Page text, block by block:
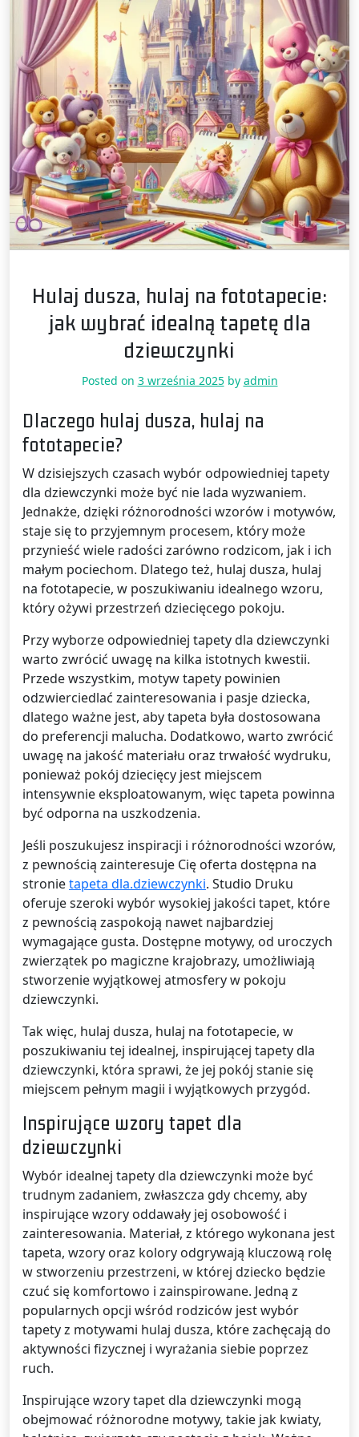
Hulaj dusza, hulaj na fototapecie:
jak wybrać idealną tapetę dla
dziewczynki
Posted on 3 września 2025by admin
Dlaczego hulaj dusza, hulaj na
fototapecie?
W dzisiejszych czasach wybór odpowiedniej tapety
dla dziewczynki może być nie lada wyzwaniem.
Jednakże, dzięki różnorodności wzorów i motywów,
staje się to przyjemnym procesem, który może
przynieść wiele radości zarówno rodzicom, jak i ich
małym pociechom. Dlatego też, hulaj dusza, hulaj
na fototapecie, w poszukiwaniu idealnego wzoru,
który ożywi przestrzeń dziecięcego pokoju.
Przy wyborze odpowiedniej tapety dla dziewczynki
warto zwrócić uwagę na kilka istotnych kwestii.
Przede wszystkim, motyw tapety powinien
odzwierciedlać zainteresowania i pasje dziecka,
dlatego ważne jest, aby tapeta była dostosowana
do preferencji malucha. Dodatkowo, warto zwrócić
uwagę na jakość materiału oraz trwałość wydruku,
ponieważ pokój dziecięcy jest miejscem
intensywnie eksploatowanym, więc tapeta powinna
być odporna na uszkodzenia.
Jeśli poszukujesz inspiracji i różnorodności wzorów,
z pewnością zainteresuje Cię oferta dostępna na
stronietapeta dla.dziewczynki. Studio Druku
oferuje szeroki wybór wysokiej jakości tapet, które
z pewnością zaspokoją nawet najbardziej
wymagające gusta. Dostępne motywy, od uroczych
zwierzątek po magiczne krajobrazy, umożliwiają
stworzenie wyjątkowej atmosfery w pokoju
dziewczynki.
Tak więc, hulaj dusza, hulaj na fototapecie, w
poszukiwaniu tej idealnej, inspirującej tapety dla
dziewczynki, która sprawi, że jej pokój stanie się
miejscem pełnym magii i wyjątkowych przygód.
Inspirujące wzory tapet dla
dziewczynki
Wybór idealnej tapety dla dziewczynki może być
trudnym zadaniem, zwłaszcza gdy chcemy, aby
inspirujące wzory oddawały jej osobowość i
zainteresowania. Materiał, z którego wykonana jest
tapeta, wzory oraz kolory odgrywają kluczową rolę
w stworzeniu przestrzeni, w której dziecko będzie
czuć się komfortowo i zainspirowane. Jedną z
popularnych opcji wśród rodziców jest wybór
tapety z motywami hulaj dusza, które zachęcają do
aktywności fizycznej i wyrażania siebie poprzez
ruch.
Inspirujące wzory tapet dla dziewczynki mogą
obejmować różnorodne motywy, takie jak kwiaty,